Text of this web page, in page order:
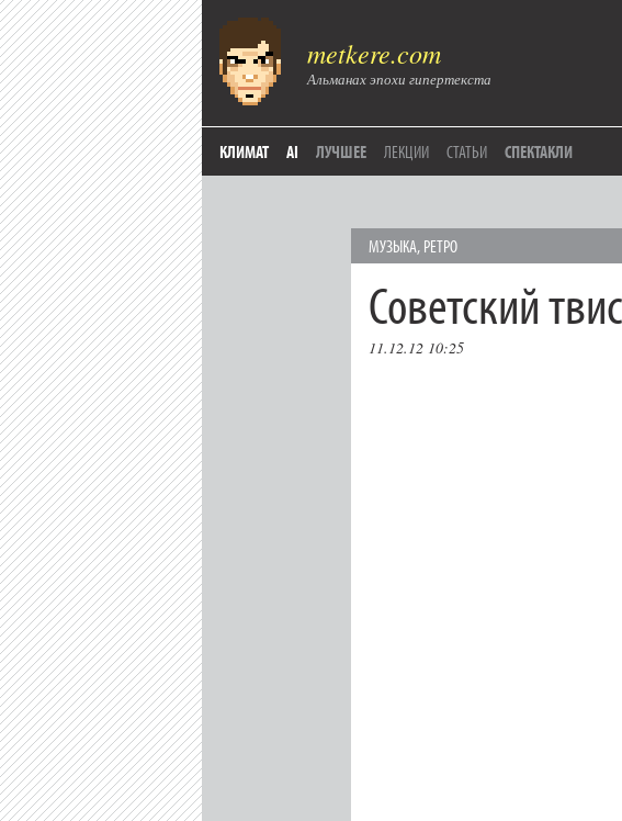
metkere.com
Альманах эпохи гипертекста
КЛИМАТ AI ЛУЧШЕЕ ЛЕКЦИИ СТАТЬИ СПЕКТАКЛИ
МУЗЫКА, РЕТРО
Советский
11.12.12 10:25